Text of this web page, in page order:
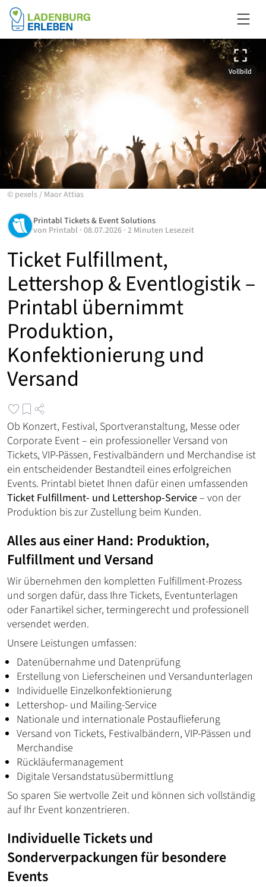
Vollbild
© pexels/ Maor Attias
Ticket Fulfillment,
Lettershop & Eventlogistik –
Printabl übernimmt
Produktion,
Konfektionierung und
Versand
Printabl Tickets & Event Solutions
von Printabl · 08.07.2026 · 2 Minuten Lesezeit
Ob Konzert, Festival, Sportveranstaltung, Messe oder
Corporate Event – ein professioneller Versand von
Tickets, VIP-Pässen, Festivalbändern und Merchandise ist
ein entscheidender Bestandteil eines erfolgreichen
Events. Printabl bietet Ihnen dafür einen umfassenden
Ticket Fulfillment- und Lettershop-Service– von der
Produktion bis zur Zustellung beim Kunden.
Alles aus einer Hand: Produktion,
Fulfillment und Versand
Wir übernehmen den kompletten Fulfillment-Prozess
und sorgen dafür, dass Ihre Tickets, Eventunterlagen
oder Fanartikel sicher, termingerecht und professionell
versendet werden.
Unsere Leistungen umfassen:
Datenübernahme und Datenprüfung
Erstellung von Lieferscheinen und Versandunterlagen
Individuelle Einzelkonfektionierung
Lettershop- und Mailing-Service
Nationale und internationale Postauflieferung
Versand von Tickets, Festivalbändern, VIP-Pässen und
Merchandise
Rückläufermanagement
Digitale Versandstatusübermittlung
So sparen Sie wertvolle Zeit und können sich vollständig
auf Ihr Event konzentrieren.
Individuelle Tickets und
Sonderverpackungen für besondere
Events